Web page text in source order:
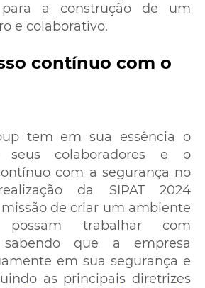
para a construção de um
e colaborativo.
contínuo com o
tem em sua essência o
seus colaboradores e o
com a segurança no
da SIPAT 2024
de criar um ambiente
trabalhar com
sabendo que a empresa
em sua segurança e
as principais diretrizes